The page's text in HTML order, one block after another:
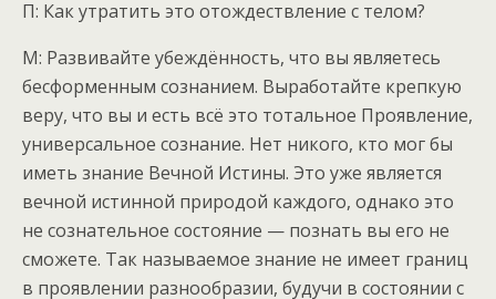
П: Как утратить это отождествление с телом?
М: Развивайте убеждённость, что вы являетесь
бесформенным сознанием. Выработайте крепкую
веру, что вы и есть всё это тотальное Проявление,
универсальное сознание. Нет никого, кто мог бы
иметь знание Вечной Истины. Это уже является
вечной истинной природой каждого, однако это
не сознательное состояние — познать вы его не
сможете. Так называемое знание не имеет границ
в проявлении разнообразии, будучи в состоянии с